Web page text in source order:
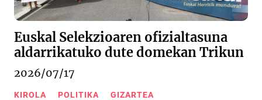
Euskal Selekzioaren ofizialtasuna
aldarrikatuko dute domekan Trikun
2026/07/17
KIROLA POLITIKA GIZARTEA